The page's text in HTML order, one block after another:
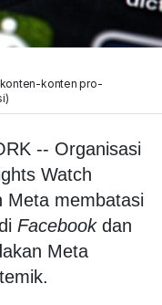
konten-konten pro-
-- Organisasi
Watch
Meta membatasi
Facebookdan
Meta